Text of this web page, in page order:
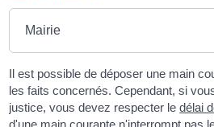
Mairie
Il est possible de déposer une main
les faits concernés. Cependant, si
justice, vous devez respecter ledélai